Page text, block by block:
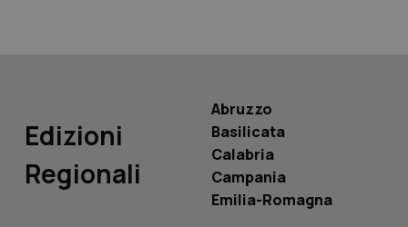
Edizioni
Regionali
Abruzzo
Basilicata
Calabria
Campania
Emilia-Romagna